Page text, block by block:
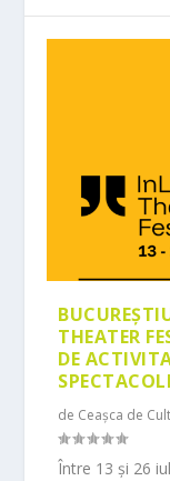
THEATER
DE
de Ceașca de
Între 13 și 26